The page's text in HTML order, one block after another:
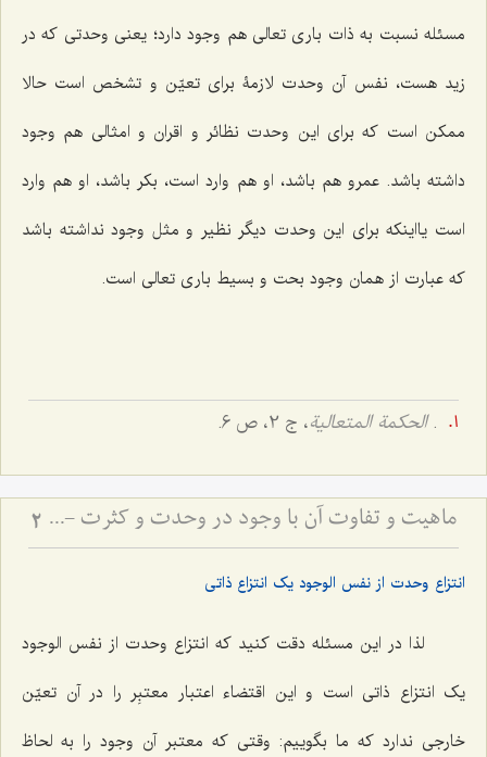
مسئله نسبت به ذات باری تعالی هم وجود دارد؛ یعنی وحدتی که در
زید هست، نفس آن وحدت لازمۀ برای تعیّن و تشخص است حالا
ممکن است که برای این وحدت نظائر و اقران و امثالی هم وجود
داشته باشد. عمرو هم باشد، او هم وارد است، بکر باشد، او هم وارد
است یااینکه برای این وحدت دیگر نظیر و مثل وجود نداشته باشد
که عبارت از همان وجود بحت و بسیط باری تعالی است.
.الحکمة المتعالیة، ج 2، ص 6.
ماهیت و تفاوت آن با وجود در وحدت و کثرت - تحلیل جایگاه احدیت و واحدیت در هویت ذات باری‌تعالی 2
انتزاع وحدت از نفس الوجود یک انتزاع ذاتی
لذا در این مسئله دقت کنید که انتزاع وحدت از نفس الوجود
یک انتزاع ذاتی است و این اقتضاء اعتبار معتبِر را در آن تعیّن
خارجی ندارد که ما بگوییم: وقتی که معتبر آن وجود را به لحاظ